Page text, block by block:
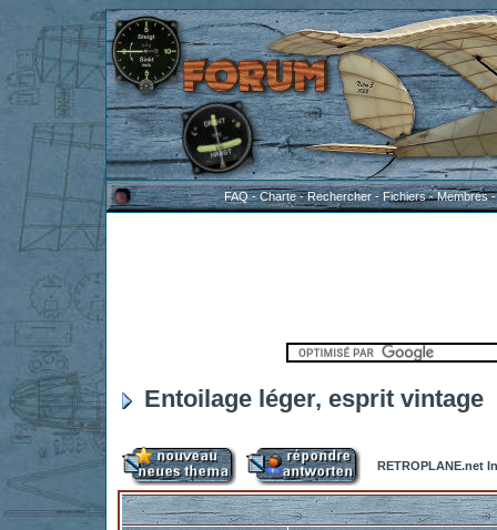
FAQ-Charte-Rechercher-Fichiers-Membres
Entoilage léger, esprit vintage
RETROPLANE.net